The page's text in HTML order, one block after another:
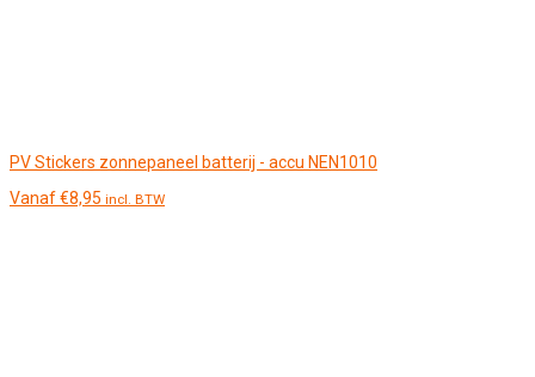
PV Stickers zonnepaneel batterij - accu NEN1010
Vanaf€8,95 incl. BTW